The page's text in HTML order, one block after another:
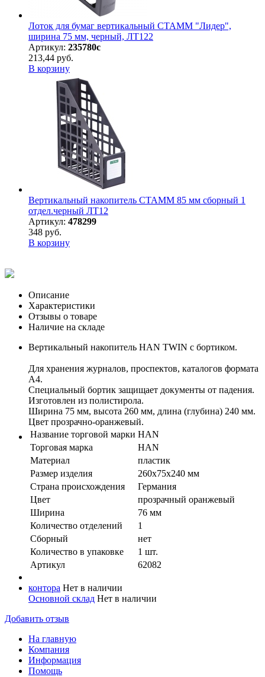
Лоток для бумаг вертикальный СТАММ "Лидер",
ширина 75 мм, черный, ЛТ122
Артикул: 235780с
213,44 руб.
В корзину
Вертикальный накопитель СТАММ 85 мм сборный 1
отдел.черный ЛТ12
Артикул: 478299
348 руб.
В корзину
Описание
Характеристики
Отзывы о товаре
Наличие на складе
Вертикальный накопитель HAN TWIN с бортиком.
Для хранения журналов, проспектов, каталогов формата
А4.
Специальный бортик защищает документы от падения.
Изготовлен из полистирола.
Ширина 75 мм, высота 260 мм, длина (глубина) 240 мм.
Цвет прозрачно-оранжевый.
Название торговой марки HAN
Торговая марка
HAN
Материал
пластик
Размер изделия
260х75х240 мм
Страна происхождения
Германия
Цвет
прозрачный оранжевый
Ширина
76 мм
Количество отделений
1
Сборный
нет
Количество в упaковке
1 шт.
Артикул
62082
контора Нет в наличии
Основной склад Нет в наличии
Добавить отзыв
На главную
Компания
Информация
Помощь